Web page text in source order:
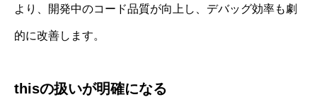
より、開発中のコード品質が向上し、デバッグ効率も劇
的に改善します。
thisの扱いが明確になる